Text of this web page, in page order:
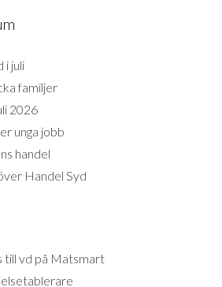
i juli
familjer
2026
unga jobb
handel
Handel Syd
till vd på Matsmart